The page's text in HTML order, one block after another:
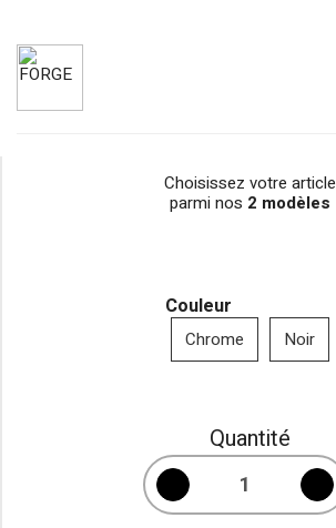
Choisissez votre article
parmi nos 2 modèles
Couleur
Chrome Noir
Quantité